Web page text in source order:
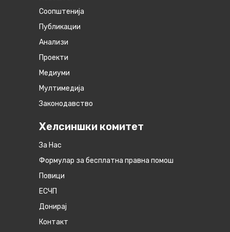
Соопштенија
Публикации
Анализи
Проекти
Медиуми
Мултимедија
Законодавство
Хелсиншки комитет
За Нас
Формулар за бесплатна правна помош
Повици
ЕСЧП
Донирај
Контакт